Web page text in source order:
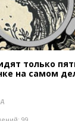
только
на самом